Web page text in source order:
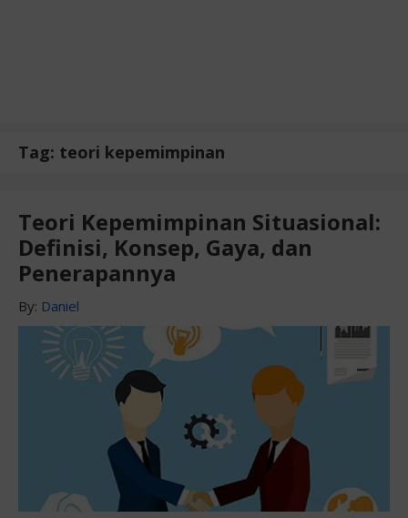
Tag: teori kepemimpinan
Teori Kepemimpinan Situasional:
Definisi, Konsep, Gaya, dan
Penerapannya
By: Daniel